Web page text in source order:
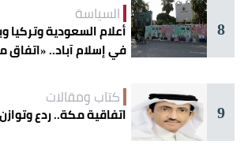
8
السياسة
أعلام السعودية وتركيا
في إسلام آباد.. «اتفاق
9
كتاب ومقالات
اتفاقية مكة.. ردع